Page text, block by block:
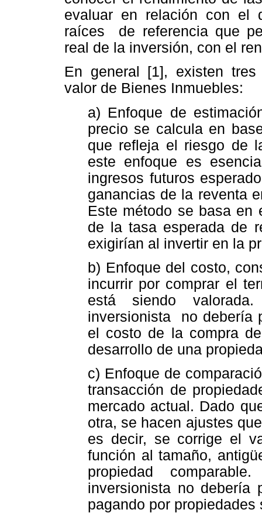
evaluar en relación con el
raíces de referencia que
real de la inversión, con el
En general [1], existen
valor de Bienes Inmuebles:
a) Enfoque de
precio se calcula en
que refleja el riesgo de
este enfoque es
ingresos futuros
ganancias de la reventa
Este método se basa en
de la tasa esperada de
exigirían al invertir en la
b) Enfoque del costo,
incurrir por comprar el
está siendo
inversionista no debería
el costo de la compra
desarrollo de una
c) Enfoque de
transacción de
mercado actual. Dado
otra, se hacen ajustes
es decir, se corrige el
función al tamaño,
propiedad
inversionista no debería
pagando por propiedades